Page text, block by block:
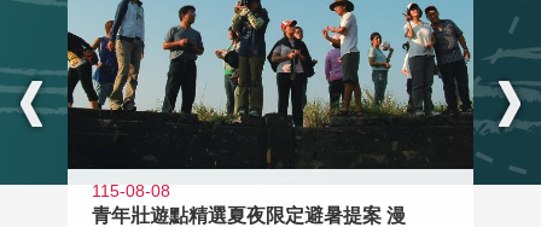
115-08-08
青年壯遊點精選夏夜限定避暑提案 漫